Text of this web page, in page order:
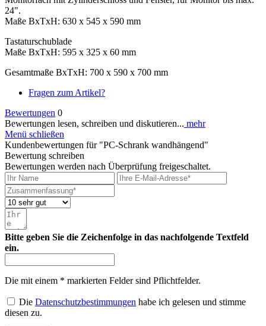
24".
Maße BxTxH: 630 x 545 x 590 mm
Tastaturschublade
Maße BxTxH: 595 x 325 x 60 mm
Gesamtmaße BxTxH: 700 x 590 x 700 mm
Fragen zum Artikel?
Bewertungen 0
Bewertungen lesen, schreiben und diskutieren... mehr
Menü schließen
Kundenbewertungen für "PC-Schrank wandhängend"
Bewertung schreiben
Bewertungen werden nach Überprüfung freigeschaltet.
Bitte geben Sie die Zeichenfolge in das nachfolgende Textfeld
ein.
Die mit einem * markierten Felder sind Pflichtfelder.
Die Datenschutzbestimmungen habe ich gelesen und stimme
diesen zu.